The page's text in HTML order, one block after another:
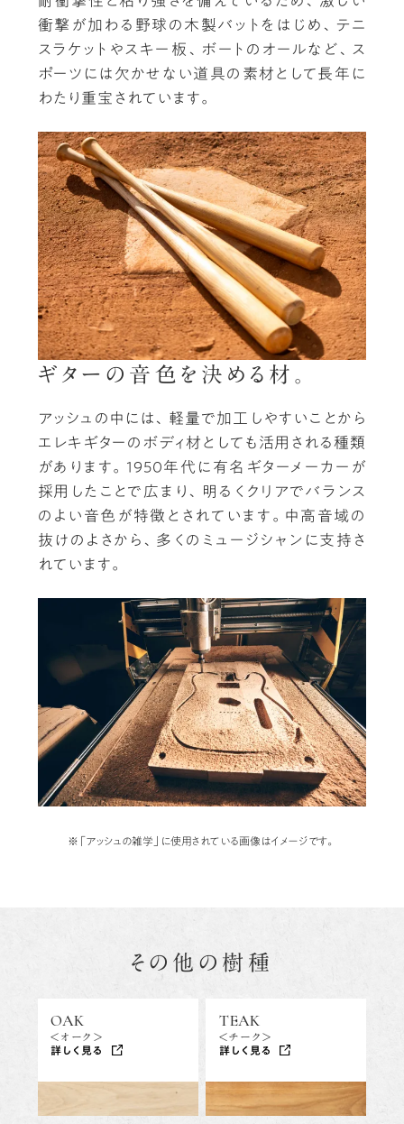
衝撃が加わる野球の木製バットをはじめ、テニ
スラケットやスキー板、ボートのオールなど、ス
ポーツには欠かせない道具の素材として長年に
わたり重宝されています。
ギターの音色を決める材。
アッシュの中には、軽量で加工しやすいことから
エレキギターのボディ材としても活用される種類
があります。1950年代に有名ギターメーカーが
採用したことで広まり、明るくクリアでバランス
のよい音色が特徴とされています。中高音域の
抜けのよさから、多くのミュージシャンに支持さ
れています。
※「アッシュの雑学」に使用されている画像はイメージです。
その他の樹種
OAK
<オーク>
詳しく見る
TEAK
<チーク>
詳しく見る